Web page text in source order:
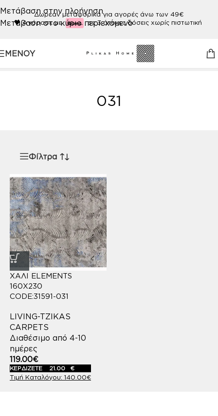
Μετάβαση στην πλοήγηση
Μετάβαση στο κύριο περιεχόμενο
Δωρεάν μεταφορικά για αγορές άνω των 49€
🖤Αγόρασε με σε 3 άτοκες δόσεις χωρίς πιστωτική
ΜΕΝΟΎ
031
031
Φίλτρα
ΧΑΛΙ ELEMENTS
160X230
CODE:31591-031
LIVING-TZIKAS
CARPETS
Διαθέσιμο από 4-10
ημέρες
140.00€
119.00€
ΚΕΡΔΙΖΕΤΕ 21.00 €